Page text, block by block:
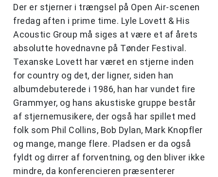
Der er stjerner i trængsel på Open Air-scenen
fredag aften i prime time. Lyle Lovett & His
Acoustic Group må siges at være et af årets
absolutte hovednavne på Tønder Festival.
Texanske Lovett har været en stjerne inden
for country og det, der ligner, siden han
albumdebuterede i 1986, han har vundet fire
Grammyer, og hans akustiske gruppe består
af stjernemusikere, der også har spillet med
folk som Phil Collins, Bob Dylan, Mark Knopfler
og mange, mange flere. Pladsen er da også
fyldt og dirrer af forventning, og den bliver ikke
mindre, da konferencieren præsenterer